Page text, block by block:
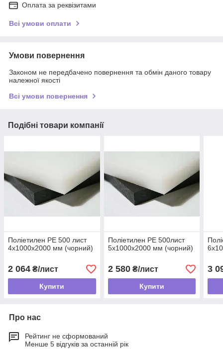
Оплата за реквізитами
Всі умови оплати
Умови повернення
Законом не передбачено повернення та обмін даного товару
належної якості
Всі умови повернення
Подібні товари компанії
Поліетилен PE 500 лист
4х1000х2000 мм (чорний)
2 064 ₴/лист
Купити
Поліетилен PE 500лист
5х1000х2000 мм (чорний)
2 580₴/лист
Купити
3
Про нас
Рейтинг не сформований
Менше 5 відгуків за останній рік